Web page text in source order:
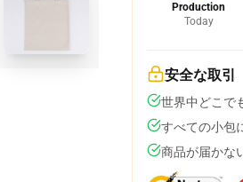
Production
Today
安全な取引
世界中どこで
すべての小包
商品が届かな